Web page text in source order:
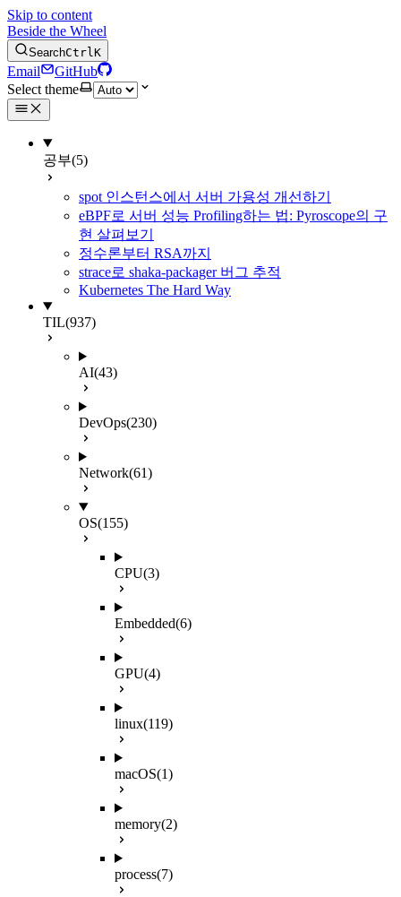
Skip to content
Beside the Wheel
SearchCtrlK
Email
GitHub
Select theme
공부(5)
spot 인스턴스에서 서버 가용성 개선하기
eBPF로 서버 성능 Profiling하는 법: Pyroscope의 구
현 살펴보기
정수론부터 RSA까지
strace로 shaka-packager 버그 추적
Kubernetes The Hard Way
TIL(937)
AI(43)
DevOps(230)
Network(61)
OS(155)
CPU(3)
Embedded(6)
GPU(4)
linux(119)
macOS(1)
memory(2)
process(7)